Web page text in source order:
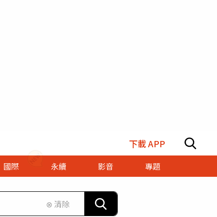
下載 APP
國際 永續 影音
專題
⊗ 清除